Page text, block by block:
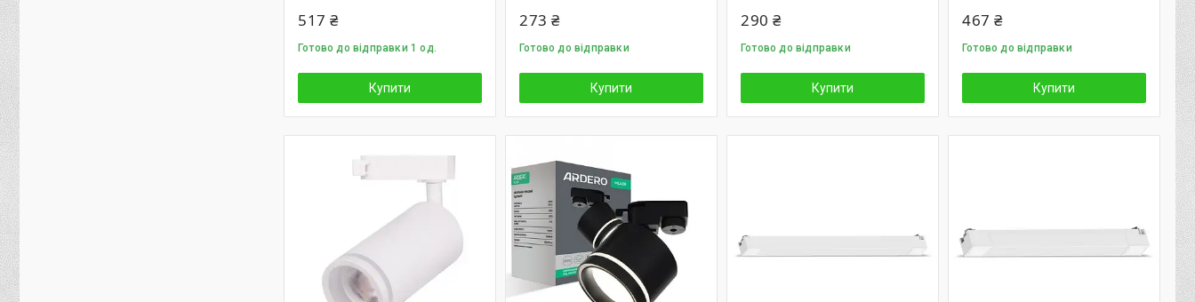
517 ₴
Готово до відправки 1 од.
Купити
273 ₴
Готово до відправки
Купити
290 ₴
Готово до відправки
Купити
467 ₴
Готово до відправки
Купити